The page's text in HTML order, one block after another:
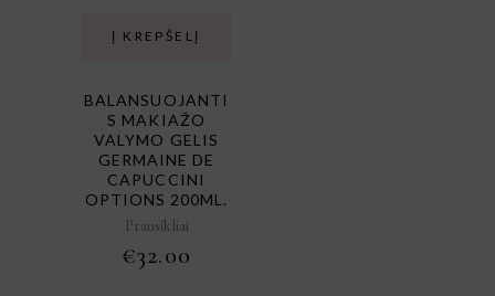
Į KREPŠELĮ
BALANSUOJANTI
S MAKIAŽO
VALYMO GELIS
GERMAINE DE
CAPUCCINI
OPTIONS 200ML.
Prausikliai
€32.00